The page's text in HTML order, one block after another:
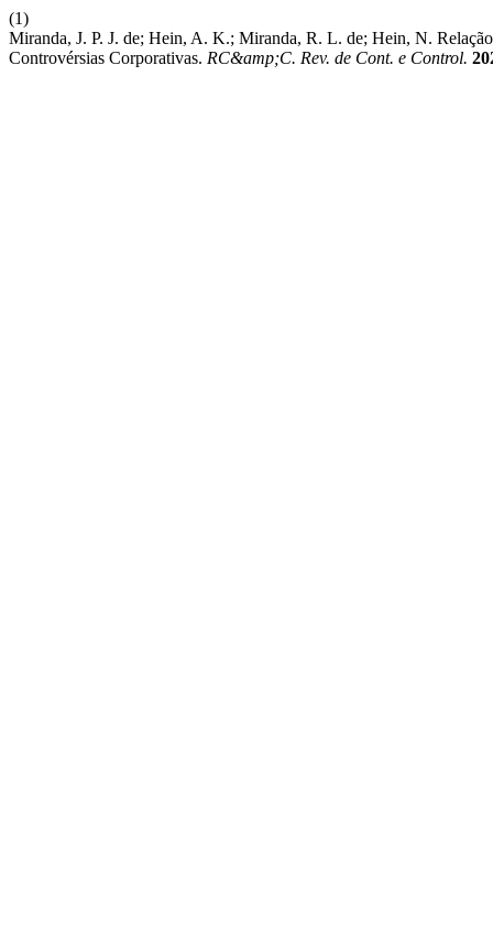
(1)
Miranda, J. P. J. de; Hein, A. K.; Miranda, R. L. de; Hein, N.
Controvérsias Corporativas. RC&amp;C. Rev. de Cont. e Control.